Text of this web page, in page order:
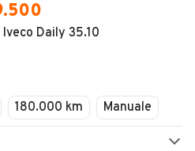
Daily 35.10
180.000 km Manuale